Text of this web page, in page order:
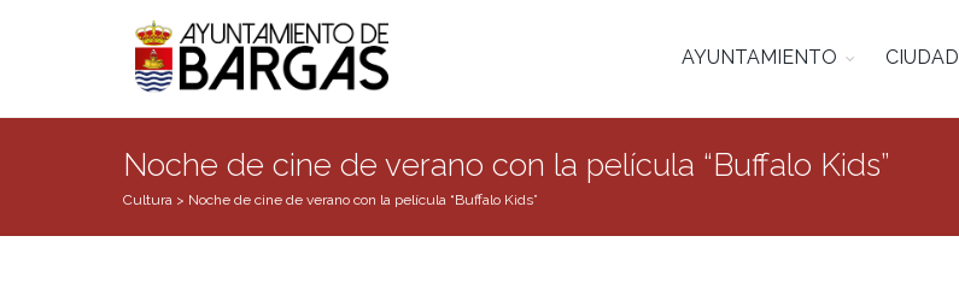
AYUNTAMIENTO CIUDAD
Noche de cine de verano con la película “Buffalo Kids”
Cultura > Noche de cine de verano con la película “Buffalo Kids”